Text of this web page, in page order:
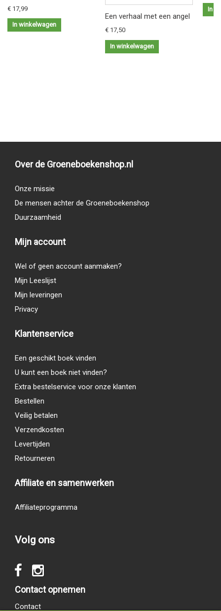
€ 17,99
In winkelwagen
Een verhaal met een angel
€ 17,50
In winkelwagen
In
Over de Groeneboekenshop.nl
Onze missie
De mensen achter de Groeneboekenshop
Duurzaamheid
Mijn account
Wel of geen account aanmaken?
Mijn Leeslijst
Mijn leveringen
Privacy
Klantenservice
Een geschikt boek vinden
U kunt een boek niet vinden?
Extra bestelservice voor onze klanten
Bestellen
Veilig betalen
Verzendkosten
Levertijden
Retourneren
Affiliate en samenwerken
Affiliateprogramma
Volg ons
Contact opnemen
Contact